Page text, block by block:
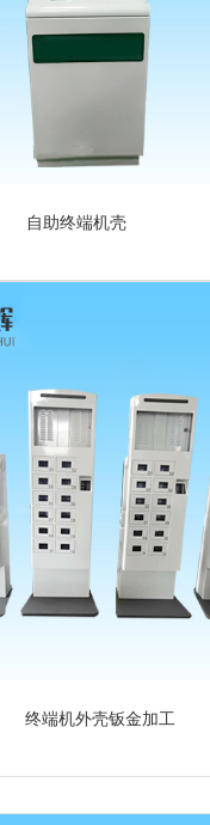
自助终端机壳
终端机外壳钣金加工